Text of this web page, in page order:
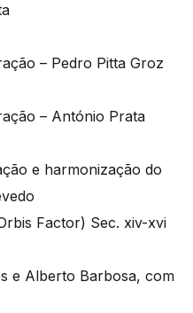
– Pedro Pitta Groz
– António Prata
e harmonização do
Factor) Sec. xiv-xvi
e Alberto Barbosa, com